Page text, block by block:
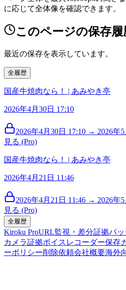
に応じて全体像を確認できます。
このページの保存履
最近の保存を表示しています。
全履歴
国産牛焼肉なら！ | あみやき亭
2026年4月30日 17:10
2026年4月30日 17:10 → 2026年
見る (Pro)
国産牛焼肉なら！ | あみやき亭
2026年4月21日 11:46
2026年4月21日 11:46 → 2026年
見る (Pro)
全履歴
Kiroku ProURL監視・差分証拠パッ
カメラ証拠ボイスレコーダー保存
ーポリシー削除依頼会社概要海外